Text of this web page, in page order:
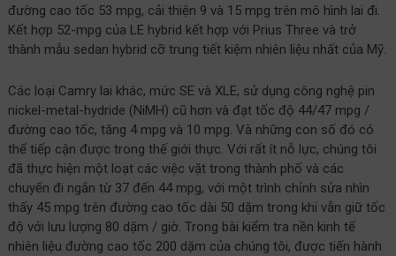
đường cao tốc 53 mpg, cải thiện 9 và 15 mpg trên mô hình lai đi.
Kết hợp 52-mpg của LE hybrid kết hợp với Prius Three và trở
thành mẫu sedan hybrid cỡ trung tiết kiệm nhiên liệu nhất của Mỹ.
Các loại Camry lai khác, mức SE và XLE, sử dụng công nghệ pin
nickel-metal-hydride (NiMH) cũ hơn và đạt tốc độ 44/47 mpg /
đường cao tốc, tăng 4 mpg và 10 mpg. Và những con số đó có
thể tiếp cận được trong thế giới thực. Với rất ít nỗ lực, chúng tôi
đã thực hiện một loạt các việc vặt trong thành phố và các
chuyến đi ngắn từ 37 đến 44 mpg, với một trình chỉnh sửa nhìn
thấy 45 mpg trên đường cao tốc dài 50 dặm trong khi vẫn giữ tốc
độ với lưu lượng 80 dặm / giờ. Trong bài kiểm tra nền kinh tế
nhiên liệu đường cao tốc 200 dặm của chúng tôi, được tiến hành